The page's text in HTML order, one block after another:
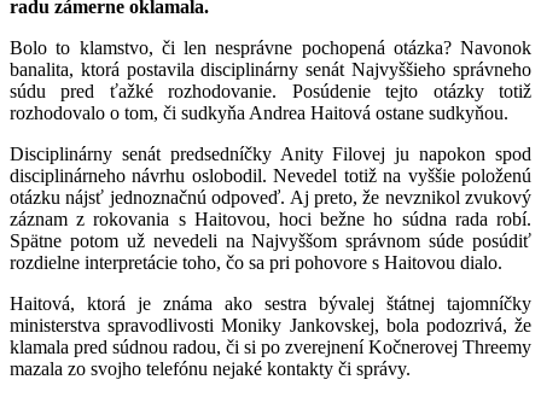
radu zámerne oklamala.
Bolo to klamstvo, či len nesprávne pochopená otázka? Navonok
banalita, ktorá postavila disciplinárny senát Najvyššieho správneho
súdu pred ťažké rozhodovanie. Posúdenie tejto otázky totiž
rozhodovalo o tom, či sudkyňa Andrea Haitová ostane sudkyňou.
Disciplinárny senát predsedníčky Anity Filovej ju napokon spod
disciplinárneho návrhu oslobodil. Nevedel totiž na vyššie položenú
otázku nájsť jednoznačnú odpoveď. Aj preto, že nevznikol zvukový
záznam z rokovania s Haitovou, hoci bežne ho súdna rada robí.
Spätne potom už nevedeli na Najvyššom správnom súde posúdiť
rozdielne interpretácie toho, čo sa pri pohovore s Haitovou dialo.
Haitová, ktorá je známa ako sestra bývalej štátnej tajomníčky
ministerstva spravodlivosti Moniky Jankovskej, bola podozrivá, že
klamala pred súdnou radou, či si po zverejnení Kočnerovej Threemy
mazala zo svojho telefónu nejaké kontakty či správy.